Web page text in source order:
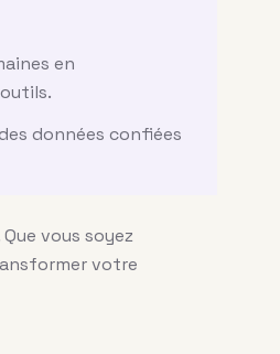
en
données confiées
vous soyez
votre